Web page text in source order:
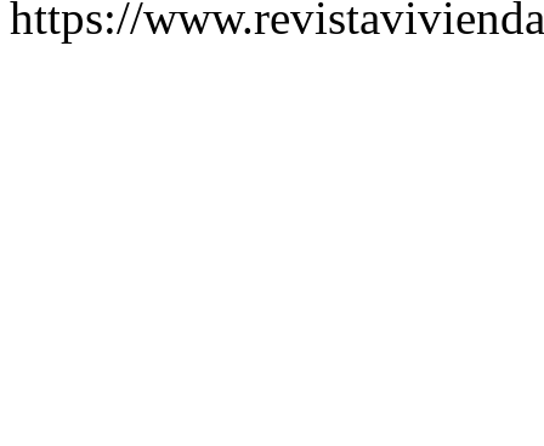
https://